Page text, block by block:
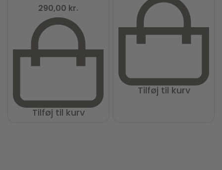
290,00 kr.
Tilføj til kurv
Tilføj til kurv